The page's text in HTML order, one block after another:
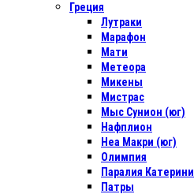
Греция
Лутраки
Марафон
Мати
Метеора
Микены
Мистрас
Мыс Сунион (юг)
Нафплион
Неа Макри (юг)
Олимпия
Паралия Катерини
Патры